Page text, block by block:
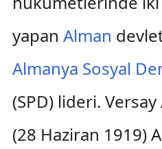
yapan Alman
Almanya Sosyal
(SPD) lideri. Versay
(28 Haziran 1919)